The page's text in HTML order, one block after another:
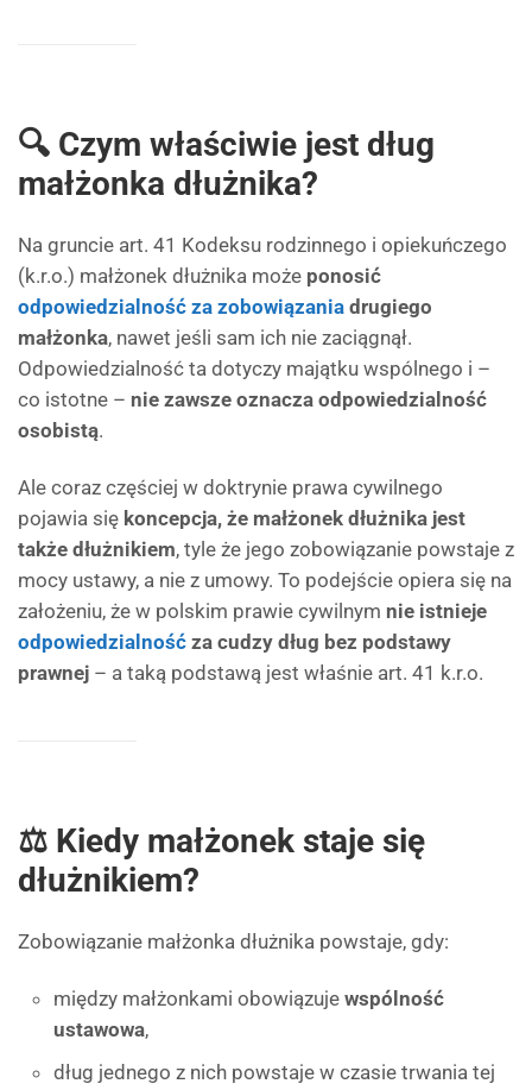
🔍 Czym właściwie jest dług
małżonka dłużnika?
Na gruncie art. 41 Kodeksu rodzinnego i opiekuńczego
(k.r.o.) małżonek dłużnika może ponosić
odpowiedzialność za zobowiązania drugiego
małżonka, nawet jeśli sam ich nie zaciągnął.
Odpowiedzialność ta dotyczy majątku wspólnego i –
co istotne – nie zawsze oznacza odpowiedzialność
osobistą.
Ale coraz częściej w doktrynie prawa cywilnego
pojawia się koncepcja, że małżonek dłużnika jest
także dłużnikiem, tyle że jego zobowiązanie powstaje z
mocy ustawy, a nie z umowy. To podejście opiera się na
założeniu, że w polskim prawie cywilnym nie istnieje
odpowiedzialność za cudzy dług bez podstawy
prawnej – a taką podstawą jest właśnie art. 41 k.r.o.
⚖ Kiedy małżonek staje się
dłużnikiem?
Zobowiązanie małżonka dłużnika powstaje, gdy:
między małżonkami obowiązuje wspólność
ustawowa,
dług jednego z nich powstaje w czasie trwania tej